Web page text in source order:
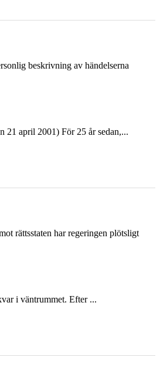
beskrivning av händelserna
21 april 2001) För 25 år sedan,...
rättsstaten har regeringen plötsligt
i väntrummet. Efter ...